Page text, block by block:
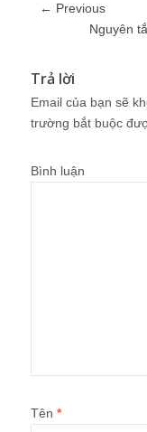
← Previous
Nguyên
Trả lời
Email của bạn sẽ
trường bắt buộc
Bình luận
Tên *